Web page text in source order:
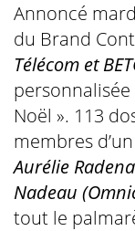
Annoncé
du Brand
Télécom et
personnalisée
Noël ». 113
membres
Aurélie
Nadeau
tout le